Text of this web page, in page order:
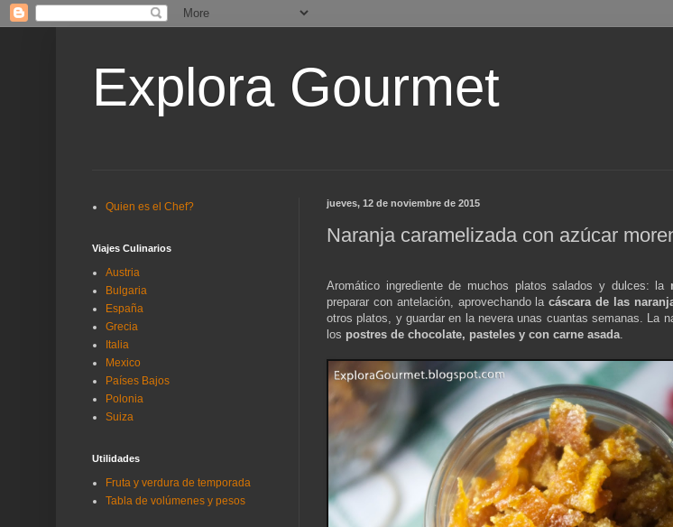
Explora Gourmet
jueves, 12 de noviembre de 2015
Naranja caramelizada con azúcar
Aromático ingrediente de muchos platos salados y dulces: la
preparar con antelación, aprovechando lacáscara de las
otros platos, y guardar en la nevera unas cuantas semanas. La
los postres de chocolate, pasteles y con carne asada
Quien es el Chef?
Viajes Culinarios
Austria
Bulgaria
España
Grecia
Italia
Mexico
Países Bajos
Polonia
Suiza
Utilidades
Fruta y verdura de temporada
Tabla de volúmenes y pesos